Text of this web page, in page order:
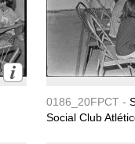
0186_20FPCT -
Social Club